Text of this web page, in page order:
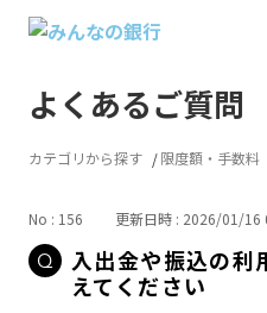
よくあるご質問
カテゴリから探す 限度額・手数料
No : 156 更新日時 : 2026/01/16
入出金や振込の利
えてください